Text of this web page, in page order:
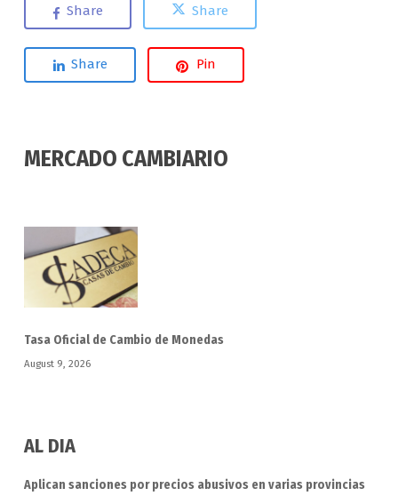
Share Share
Share Pin
MERCADO CAMBIARIO
Tasa Oficial de Cambio de Monedas
August 9, 2026
AL DIA
Aplican sanciones por precios abusivos en varias provincias